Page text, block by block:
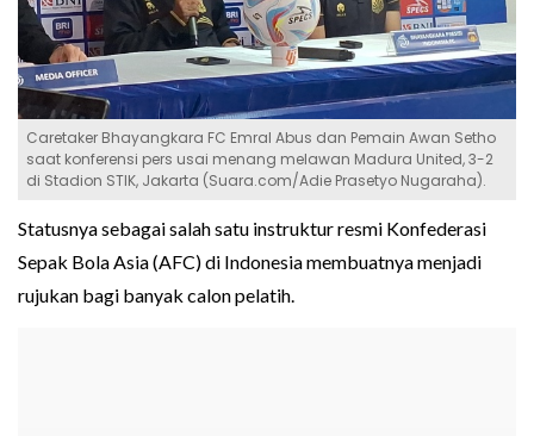
Caretaker Bhayangkara FC Emral Abus dan Pemain Awan Setho
saat konferensi pers usai menang melawan Madura United, 3-2
di Stadion STIK, Jakarta (Suara.com/Adie Prasetyo Nugaraha).
Statusnya sebagai salah satu instruktur resmi Konfederasi
Sepak Bola Asia (AFC) di Indonesia membuatnya menjadi
rujukan bagi banyak calon pelatih.